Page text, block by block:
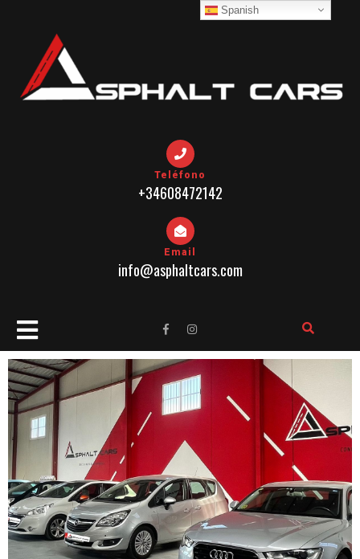
Teléfono
+34608472142
Email
info@asphaltcars.com
Spanish